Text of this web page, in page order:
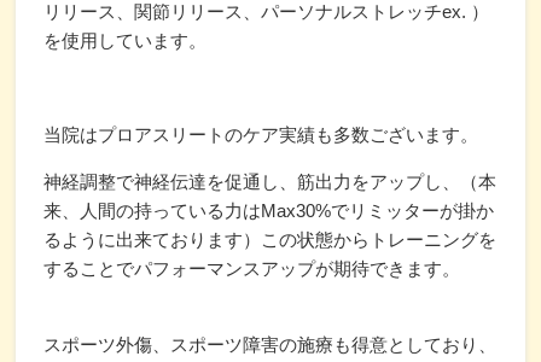
リリース、関節リリース、パーソナルストレッチex. ）
を使用しています。
当院はプロアスリートのケア実績も多数ございます。
神経調整で神経伝達を促通し、筋出力をアップし、（本
来、人間の持っている力はMax30%でリミッターが掛か
るように出来ております）この状態からトレーニングを
することでパフォーマンスアップが期待できます。
スポーツ外傷、スポーツ障害の施療も得意としており、